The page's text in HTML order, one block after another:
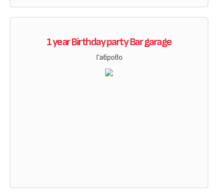
1 year Birthday party Bar garage
Габрово